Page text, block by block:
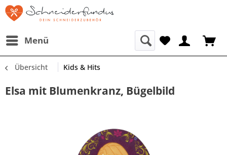
Menü
Übersicht Kids & Hits
Elsa mit Blumenkranz, Bügelbild